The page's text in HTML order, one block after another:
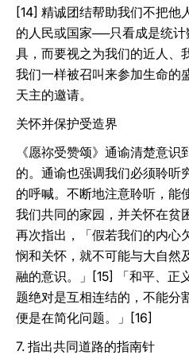
[14] 精诚团结帮助我们不把他
的人民或国家──只看成是统
具，而要视之为我们的近人、
我们一样被召叫来参加生命的
天主的邀请。
关怀并保护受造界
《愿祢受赞颂》通谕清楚意
的。通谕也强调我们必须聆听
的呼喊。不断地注意聆听，
我们共同的家园，并关怀在贫
再次指出，「假若我们的内心
悯和关怀，就不可能与大自然
融的意识。」[15] 「和平、正
题绝对是互相连结的，不能分
便是在简化问题。」[16]
7. 指出共同道路的指南针